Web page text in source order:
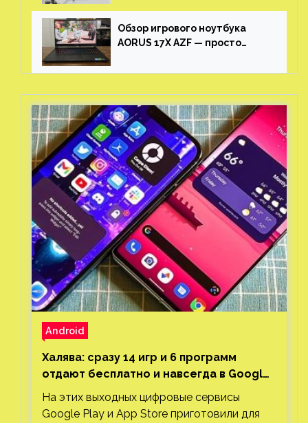
Обзор игрового ноутбука
AORUS 17X AZF — просто
Android
Халява: сразу 14 игр и 6 программ
отдают бесплатно и навсегда в Google
Play и App Store. Есть проект с 1 млн
загрузок
На этих выходных цифровые сервисы
Google Play и App Store приготовили для